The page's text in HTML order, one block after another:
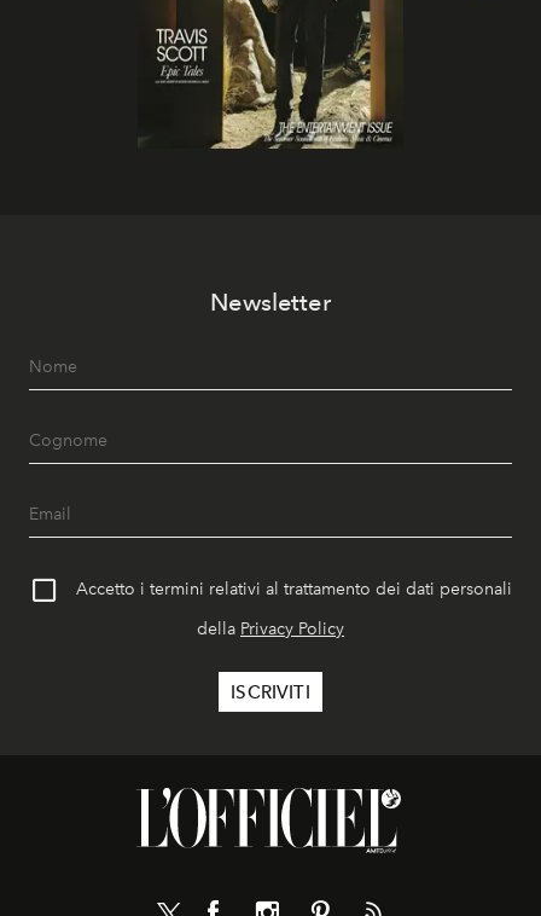
Newsletter
Accetto i termini relativi al trattamento dei dati personali
della Privacy Policy